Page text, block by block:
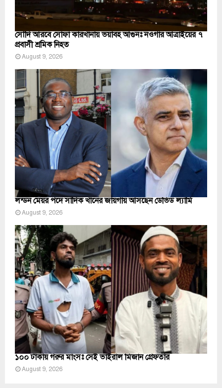
সৌদি আরবে সোফা কারখানায় ভয়াবহ আগুনঃ নওগাঁর আত্রাইয়ের ৭
প্রবাসী শ্রমিক নিহত
August 9, 2026
লন্ডন মেয়র পদে সাদিক খানের জায়গায় আসছেন ডেভিড ল্যামি
August 9, 2026
১০০ টাকায় গরুর মাংসঃ সেই ভাইরাল মিজান গ্রেফতার
August 9, 2026